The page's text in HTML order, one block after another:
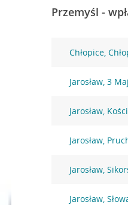
Przemyśl -
Chłopice,
Jarosław, 3
Jarosław,
Jarosław,
Jarosław,
Jarosław,